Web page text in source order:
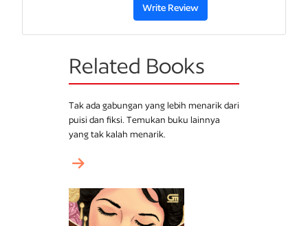
Write Review
Related Books
Tak ada gabungan yang lebih menarik dari
puisi dan fiksi. Temukan buku lainnya
yang tak kalah menarik.